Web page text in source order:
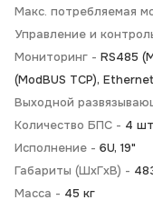
Макс. потребляемая
Управление и
Мониторинг - RS485
(ModBUS TCP), Ethernet
Выходной
Количество БПС - 4
Исполнение - 6U, 19"
Габариты (ШхГхВ) -
Масса - 45 кг